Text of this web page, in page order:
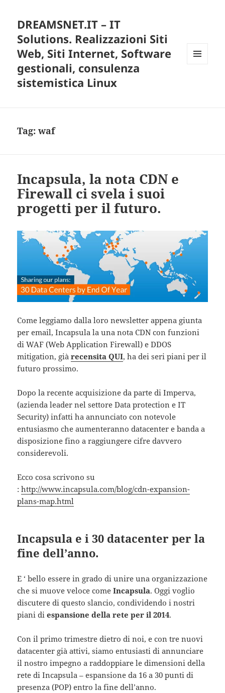
DREAMSNET.IT – IT
Solutions. Realizzazioni Siti
Web, Siti Internet, Software
gestionali, consulenza
sistemistica Linux
Tag:waf
Incapsula, la nota CDN e
Firewall ci svela i suoi
progetti per il futuro.
Come leggiamo dalla loro newsletter appena giunta
per email, Incapsula la una nota CDN con funzioni
di WAF (Web Application Firewall) e DDOS
mitigation, giàrecensita QUI, ha dei seri piani per il
futuro prossimo.
Dopo la recente acquisizione da parte di Imperva,
(azienda leader nel settore Data protection e IT
Security) infatti ha annunciato con notevole
entusiasmo che aumenteranno datacenter e banda a
disposizione fino a raggiungere cifre davvero
considerevoli.
Ecco cosa scrivono su
:http://www.incapsula.com/blog/cdn-expansion-
plans-map.html
Incapsula e i 30 datacenter per la
fine dell’anno.
E ‘ bello essere in grado di unire una organizzazione
che si muove veloce comeIncapsula. Oggi voglio
discutere di questo slancio, condividendo i nostri
piani diespansione della rete per il 2014.
Con il primo trimestre dietro di noi, e con tre nuovi
datacenter già attivi, siamo entusiasti di annunciare
il nostro impegno a raddoppiare le dimensioni della
rete di Incapsula – espansione da 16 a 30 punti di
presenza (POP) entro la fine dell’anno.